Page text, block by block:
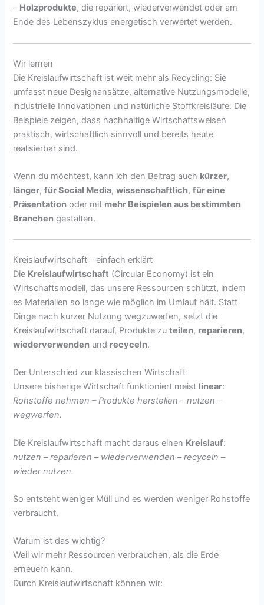
– Holzprodukte, die repariert, wiederverwendet oder am
Ende des Lebenszyklus energetisch verwertet werden.
Wir lernen
Die Kreislaufwirtschaft ist weit mehr als Recycling: Sie
umfasst neue Designansätze, alternative Nutzungsmodelle,
industrielle Innovationen und natürliche Stoffkreisläufe. Die
Beispiele zeigen, dass nachhaltige Wirtschaftsweisen
praktisch, wirtschaftlich sinnvoll und bereits heute
realisierbar sind.
Wenn du möchtest, kann ich den Beitrag auch kürzer,
länger,für Social Media,wissenschaftlich,für eine
Präsentation oder mit mehr Beispielen aus bestimmten
Branchen gestalten.
Kreislaufwirtschaft – einfach erklärt
Die Kreislaufwirtschaft (Circular Economy) ist ein
Wirtschaftsmodell, das unsere Ressourcen schützt, indem
es Materialien so lange wie möglich im Umlauf hält. Statt
Dinge nach kurzer Nutzung wegzuwerfen, setzt die
Kreislaufwirtschaft darauf, Produkte zuteilen, reparieren,
wiederverwenden und recyceln.
Der Unterschied zur klassischen Wirtschaft
Unsere bisherige Wirtschaft funktioniert meist linear:
Rohstoffe nehmen – Produkte herstellen – nutzen –
wegwerfen.
Die Kreislaufwirtschaft macht daraus einen Kreislauf:
nutzen – reparieren – wiederverwenden – recyceln –
wieder nutzen.
So entsteht weniger Müll und es werden weniger Rohstoffe
verbraucht.
Warum ist das wichtig?
Weil wir mehr Ressourcen verbrauchen, als die Erde
erneuern kann.
Durch Kreislaufwirtschaft können wir: